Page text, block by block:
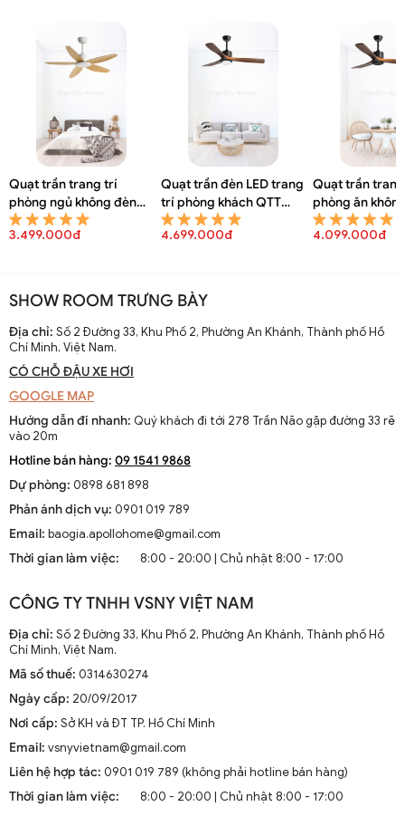
Quạt trần trang trí
phòng ngủ không đèn
QTT 8148A
3.499.000đ
Quạt trần đèn LED trang
trí phòng khách QTT
8146A
4.699.000đ
Quạt trần
phòng ăn
QTT 8145A
4.099.000đ
SHOW ROOM TRƯNG BÀY
Địa chỉ: Số 2 Đường 33, Khu Phố 2, Phường An Khánh, Thành phố Hồ
Chí Minh, Việt Nam.
CÓ CHỖ ĐẬU XE HƠI
GOOGLE MAP
Hướng dẫn đi nhanh: Quý khách đi tới 278 Trần Não gặp đường 33 rẽ
vào 20m
Hotline bán hàng: 09 1541 9868
Dự phòng: 0898 681 898
Phản ánh dịch vụ: 0901 019 789
Email: baogia.apollohome@gmail.com
Thời gian làm việc:
8:00 - 20:00 | Chủ nhật 8:00 - 17:00
CÔNG TY TNHH VSNY VIỆT NAM
Địa chỉ: Số 2 Đường 33, Khu Phố 2, Phường An Khánh, Thành phố Hồ
Chí Minh, Việt Nam.
Mã số thuế: 0314630274
Ngày cấp: 20/09/2017
Nơi cấp: Sở KH và ĐT TP. Hồ Chí Minh
Email: vsnyvietnam@gmail.com
Liên hệ hợp tác: 0901 019 789 (không phải hotline bán hàng)
Thời gian làm việc:
8:00 - 20:00 | Chủ nhật 8:00 - 17:00